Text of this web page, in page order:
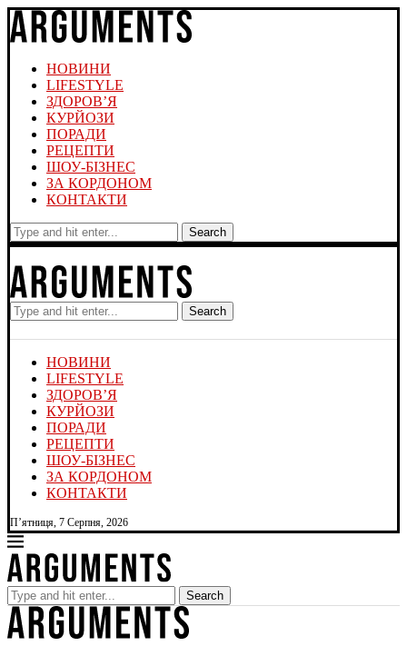
НОВИНИ
LIFESTYLE
ЗДОРОВ’Я
КУРЙОЗИ
ПОРАДИ
РЕЦЕПТИ
ШОУ-БІЗНЕС
ЗА КОРДОНОМ
КОНТАКТИ
Search
Search
НОВИНИ
LIFESTYLE
ЗДОРОВ’Я
КУРЙОЗИ
ПОРАДИ
РЕЦЕПТИ
ШОУ-БІЗНЕС
ЗА КОРДОНОМ
КОНТАКТИ
П’ятниця, 7 Серпня, 2026
Search